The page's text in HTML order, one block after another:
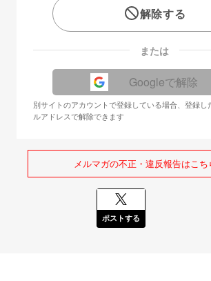
解除する
または
Googleで解除
別サイトのアカウントで登録している場合、登録し
ルアドレスで解除できます
メルマガの不正・違反報告はこ
ポストする